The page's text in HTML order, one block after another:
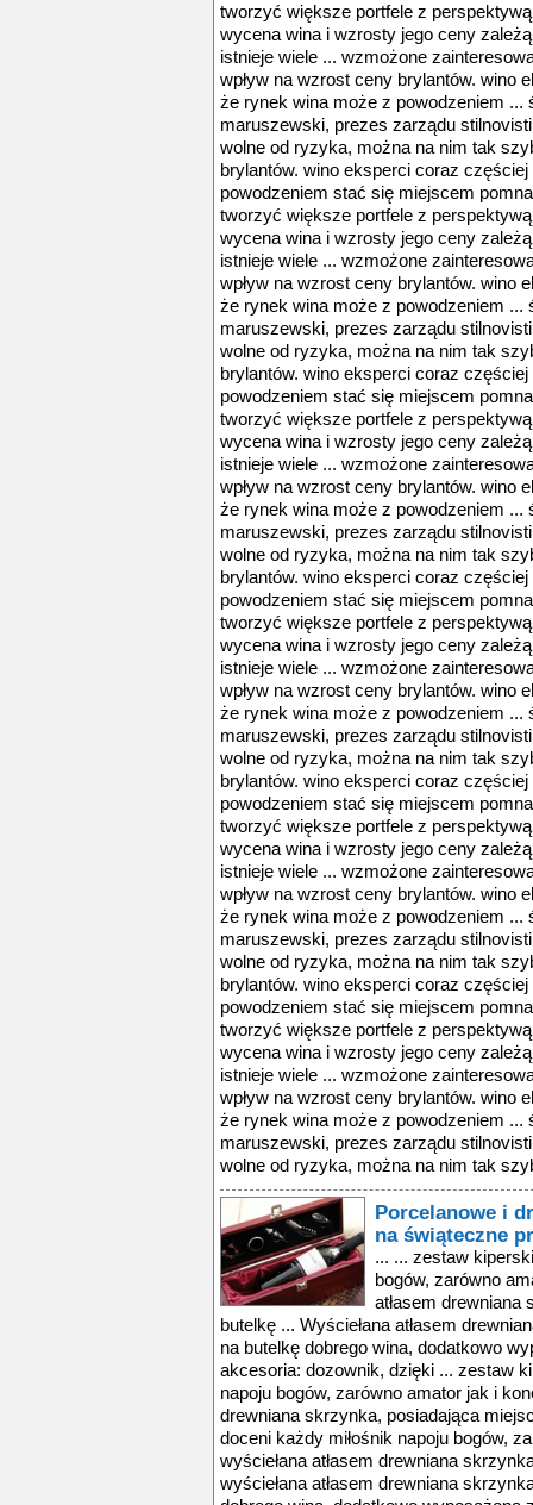
tworzyć większe portfele z
wycena wina i wzrosty jego ceny
istnieje wiele ... wzmożone
wpływ na wzrost ceny brylantów. wino
że rynek wina może z powodzeniem
maruszewski, prezes zarządu
wolne od ryzyka, można na nim tak
brylantów. wino eksperci coraz
powodzeniem stać się miejscem
tworzyć większe portfele z
wycena wina i wzrosty jego ceny
istnieje wiele ... wzmożone
wpływ na wzrost ceny brylantów. wino
że rynek wina może z powodzeniem
maruszewski, prezes zarządu
wolne od ryzyka, można na nim tak
brylantów. wino eksperci coraz
powodzeniem stać się miejscem
tworzyć większe portfele z
wycena wina i wzrosty jego ceny
istnieje wiele ... wzmożone
wpływ na wzrost ceny brylantów. wino
że rynek wina może z powodzeniem
maruszewski, prezes zarządu
wolne od ryzyka, można na nim tak
brylantów. wino eksperci coraz
powodzeniem stać się miejscem
tworzyć większe portfele z
wycena wina i wzrosty jego ceny
istnieje wiele ... wzmożone
wpływ na wzrost ceny brylantów. wino
że rynek wina może z powodzeniem
maruszewski, prezes zarządu
wolne od ryzyka, można na nim tak
brylantów. wino eksperci coraz
powodzeniem stać się miejscem
tworzyć większe portfele z
wycena wina i wzrosty jego ceny
istnieje wiele ... wzmożone
wpływ na wzrost ceny brylantów. wino
że rynek wina może z powodzeniem
maruszewski, prezes zarządu
wolne od ryzyka, można na nim tak
brylantów. wino eksperci coraz
powodzeniem stać się miejscem
tworzyć większe portfele z
wycena wina i wzrosty jego ceny
istnieje wiele ... wzmożone
wpływ na wzrost ceny brylantów. wino
że rynek wina może z powodzeniem
maruszewski, prezes zarządu
wolne od ryzyka, można na nim tak
Porcelanowe i
na świąteczne
... ... zestaw
bogów, zarówno
atłasem drewniana
butelkę ... Wyściełana atłasem
na butelkę dobrego wina, dodatkowo
akcesoria: dozownik, dzięki ... zestaw
napoju bogów, zarówno amator jak i
drewniana skrzynka, posiadająca
doceni każdy miłośnik napoju bogów,
wyściełana atłasem drewniana
wyściełana atłasem drewniana